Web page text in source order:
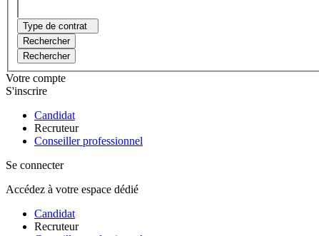
Type de contrat
Rechercher
Rechercher
Votre compte
S'inscrire
Candidat
Recruteur
Conseiller professionnel
Se connecter
Accédez à votre espace dédié
Candidat
Recruteur